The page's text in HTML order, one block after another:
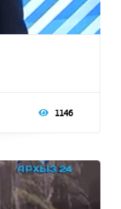
1146